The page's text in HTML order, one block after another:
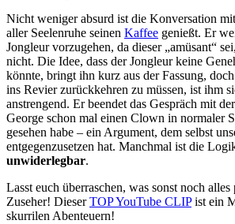
Nicht weniger absurd ist die Konversation
aller Seelenruhe seinen Kaffee genießt. Er
Jongleur vorzugehen, da dieser „amüsant“
nicht. Die Idee, dass der Jongleur keine
könnte, bringt ihn kurz aus der Fassung,
ins Revier zurückkehren zu müssen, ist ihm
anstrengend. Er beendet das Gespräch mit
George schon mal einen Clown in normaler
gesehen habe – ein Argument, dem selbst
entgegenzusetzen hat. Manchmal ist die
unwiderlegbar.
Lasst euch überraschen, was sonst noch alles
Zuseher! DieserTOP YouTube CLIPist ein
skurrilen Abenteuern!